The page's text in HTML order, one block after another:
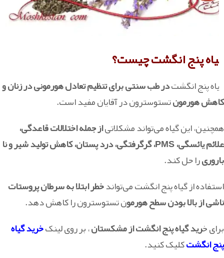
گیاه پنج انگشت چیست؟
گیاه پنج انگشتدر طب سنتی برای تنظیم تعادل هورمونی در زنان و
کاهش هورمونتستوسترون در آقایان مفید است.
همچنین، این گیاه می‌تواند مشکلاتیاز جمله اختلالات قاعدگی،
علائم یائسگی، PMS، گرگرفتگی، درد پستان، کاهش تولید شیر و نا
باروریرا حل کند.
استفاده از گیاه پنج انگشت می‌تواندخطر ابتلا به سرطان پروستات
ناشی از بالا بودن سطح هورمون تستوسترون را کاهش دهد.
برای خرید گیاه پنج انگشت از مشکستان، بر روی لینکخرید گیاه
پنج انگشتکلیک کنید.